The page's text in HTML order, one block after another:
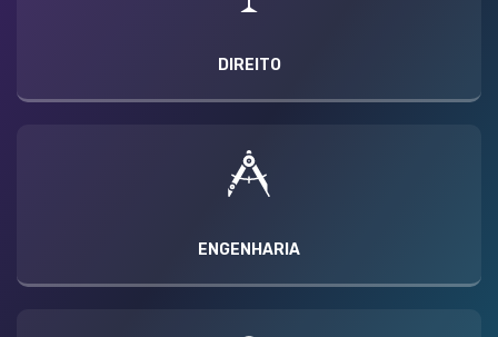
DIREITO
ENGENHARIA